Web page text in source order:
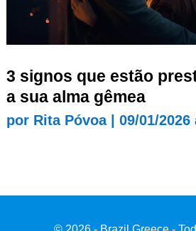
3 signos que estão
a sua alma gêmea
por Rita Póvoa| 09/01/2026